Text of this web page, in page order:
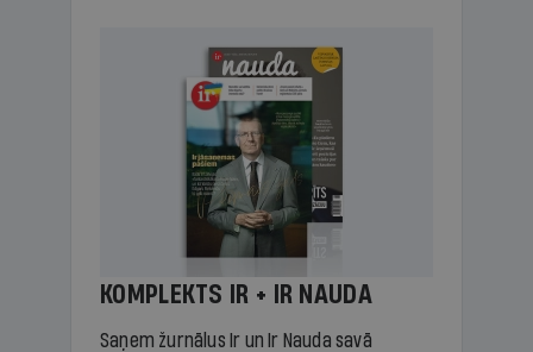
KOMPLEKTS IR + IR NAUDA
Saņem žurnālus Ir un Ir Nauda savā